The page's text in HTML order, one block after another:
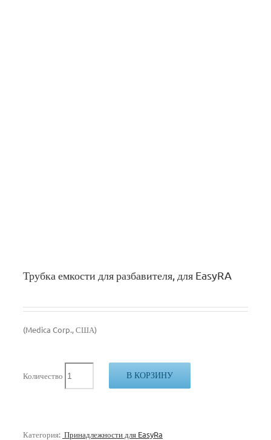
Трубка емкости для разбавителя, для EasyRA
(Medica Corp., США)
Количество В КОРЗИНУ
Категория: Принадлежности для EasyRa